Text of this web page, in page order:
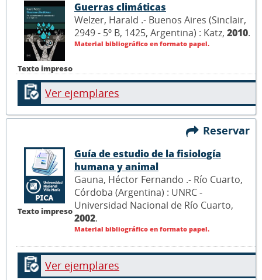
Texto impreso
Guerras climáticas
Welzer, Harald .- Buenos Aires (Sinclair,
2949 - 5º B, 1425, Argentina) : Katz, 2010.
Material bibliográfico en formato papel.
Ver ejemplares
Reservar
Texto impreso
Guía de estudio de la fisiología
humana y animal
Gauna, Héctor Fernando .- Río Cuarto,
Córdoba (Argentina) : UNRC -
Universidad Nacional de Río Cuarto,
2002.
Material bibliográfico en formato papel.
Ver ejemplares